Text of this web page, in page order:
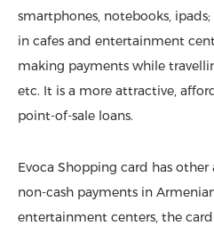
smartphones, notebooks,
in cafes and entertainment
making payments while
etc. It is a more attractive,
point-of-sale loans.
Evoca Shopping card has other
non-cash payments in
entertainment centers, the